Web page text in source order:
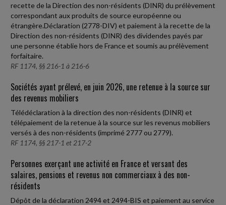
recette de la Direction des non-résidents (DINR) du prélèvement
correspondant aux produits de source européenne ou
étrangère.Déclaration (2778-DIV) et paiement à la recette de la
Direction des non-résidents (DINR) des dividendes payés par
une personne établie hors de France et soumis au prélèvement
forfaitaire.
RF 1174, §§ 216-1 à 216-6
Sociétés ayant prélevé, en juin 2026, une retenue à la source sur
des revenus mobiliers
Télédéclaration à la direction des non-résidents (DINR) et
télépaiement de la retenue à la source sur les revenus mobiliers
versés à des non-résidents (imprimé 2777 ou 2779).
RF 1174, §§ 217-1 et 217-2
Personnes exerçant une activité en France et versant des
salaires, pensions et revenus non commerciaux à des non-
résidents
Dépôt de la déclaration 2494 et 2494-BIS et paiement au service